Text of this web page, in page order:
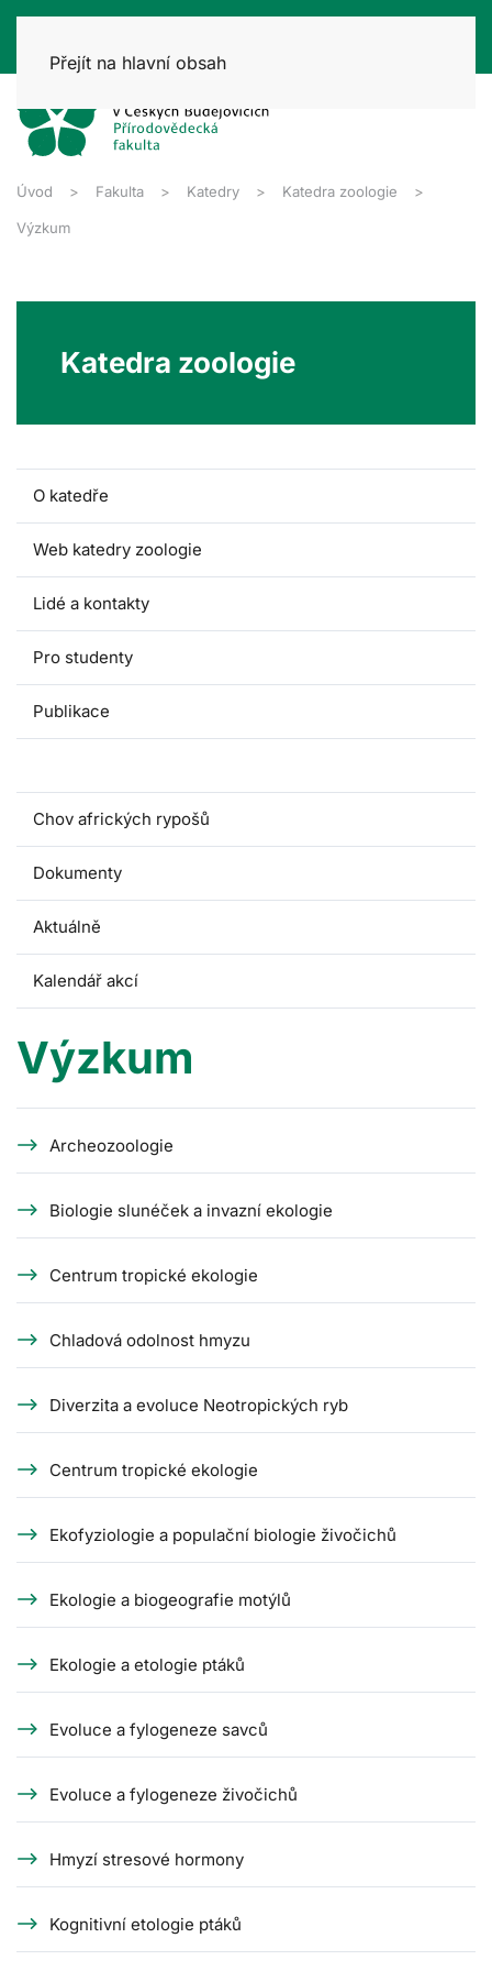
Přejít na hlavní obsah
Úvod Fakulta Katedry Katedra zoologie
Výzkum
Katedra zoologie
O katedře
Web katedry zoologie
Lidé a kontakty
Pro studenty
Publikace
Chov afrických rypošů
Dokumenty
Aktuálně
Kalendář akcí
Výzkum
Archeozoologie
Biologie slunéček a invazní ekologie
Centrum tropické ekologie
Chladová odolnost hmyzu
Diverzita a evoluce Neotropických ryb
Centrum tropické ekologie
Ekofyziologie a populační biologie živočichů
Ekologie a biogeografie motýlů
Ekologie a etologie ptáků
Evoluce a fylogeneze savců
Evoluce a fylogeneze živočichů
Hmyzí stresové hormony
Kognitivní etologie ptáků